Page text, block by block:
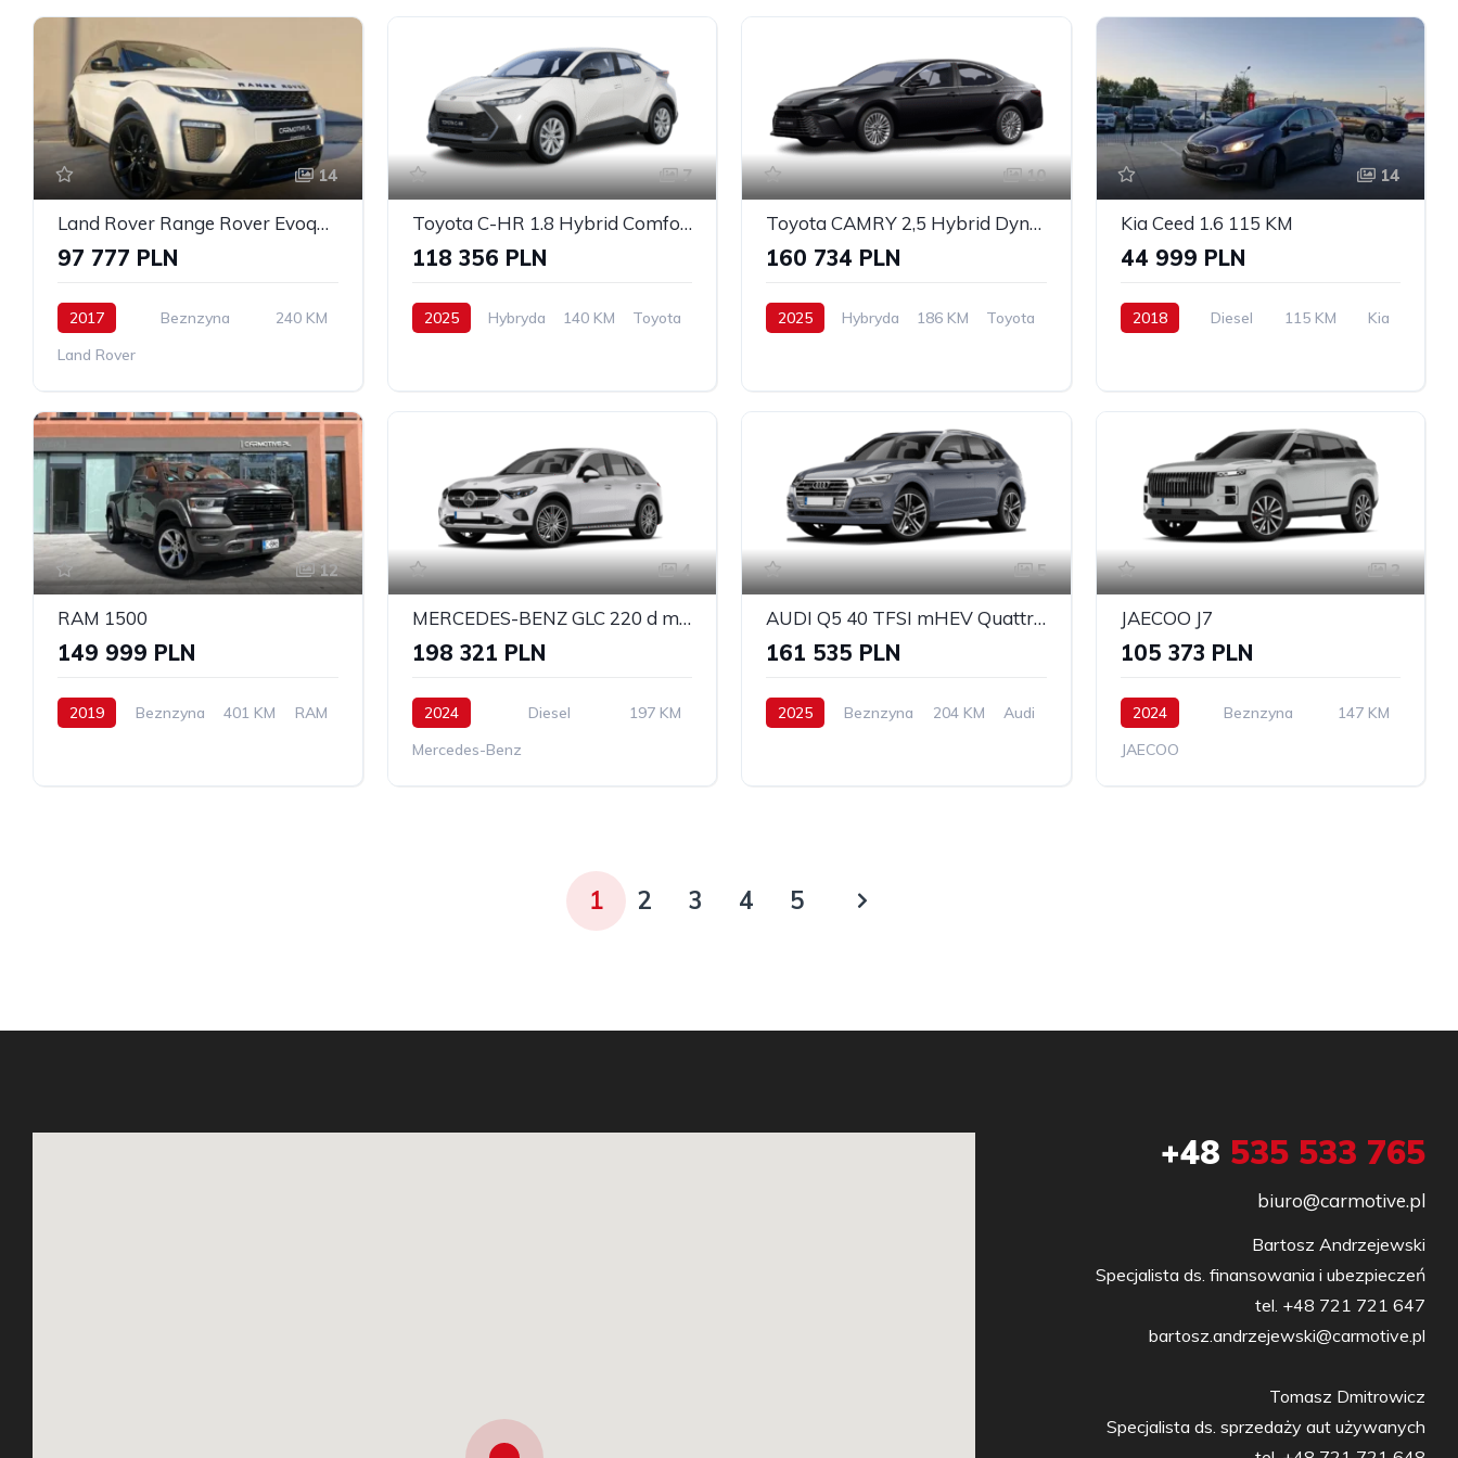
14
Land Rover Range Rover Evoque 2.0Si4 SE Dynamic
97 777 PLN
2017 Beznzyna
240 KM
Land Rover
7
Toyota C-HR 1.8 Hybrid Comfort
118 356 PLN
2025 Hybryda 140 KM Toyota
10
Toyota CAMRY 2,5 Hybrid Dynamic Force Comfort
160 734 PLN
2025 Hybryda 186 KM Toyota
14
Kia Ceed 1.6 115 KM
44 999 PLN
2018 Diesel 115 KM Kia
12
RAM 1500
149 999 PLN
2019 Beznzyna 401 KM RAM
4
MERCEDES-BENZ GLC 220 d mHEV 4-Matic AMG Line
198 321 PLN
2024 Diesel
197 KM
Mercedes-Benz
5
AUDI Q5 40 TFSI mHEV Quattro S Line S tronic
161 535 PLN
2025 Beznzyna 204 KM Audi
2
JAECOO J7
105 373 PLN
2024 Beznzyna
147 KM
JAECOO
1 2 3 4 5
+48 535 533 765
biuro@carmotive.pl
Bartosz Andrzejewski
Specjalista ds. finansowania i ubezpieczeń
tel. +48 721 721 647
bartosz.andrzejewski@carmotive.pl
Tomasz Dmitrowicz
Specjalista ds. sprzedaży aut używanych